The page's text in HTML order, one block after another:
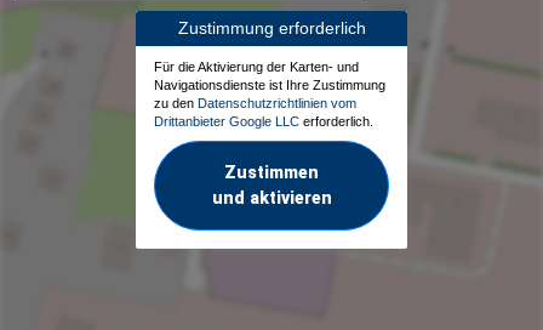
Zustimmung erforderlich
Für die Aktivierung der Karten- und
Navigationsdienste ist Ihre Zustimmung
zu den Datenschutzrichtlinien vom
Drittanbieter Google LLC erforderlich.
Zustimmen
und aktivieren